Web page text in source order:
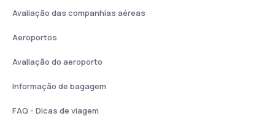
Avaliação das companhias aéreas
Aeroportos
Avaliação do aeroporto
Informação de bagagem
FAQ - Dicas de viagem